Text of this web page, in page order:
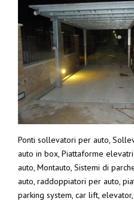
Ponti sollevatori per auto,
auto in box, Piattaforme
auto, Montauto, Sistemi di
auto, raddoppiatori per auto,
parking system, car lift,